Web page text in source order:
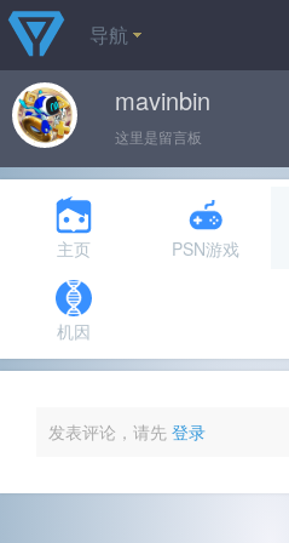
导航
mavinbin
这里是留言板
主页 PSN游戏
机因
发表评论，请先 登录